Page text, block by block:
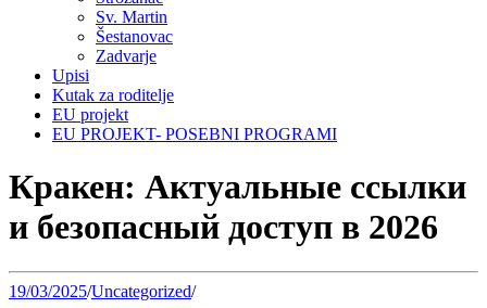
Sv. Martin
Šestanovac
Zadvarje
Upisi
Kutak za roditelje
EU projekt
EU PROJEKT- POSEBNI PROGRAMI
Кракен: Актуальные ссылки
и безопасный доступ в 2026
19/03/2025/Uncategorized/